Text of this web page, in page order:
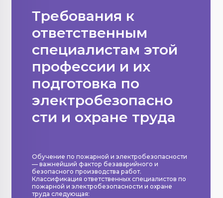
Требования к
ответственным
специалистам этой
профессии и их
подготовка по
электробезопасно
сти и охране труда
Обучение по пожарной и электробезопасности
— важнейший фактор безаварийного и
безопасного производства работ.
Классификация ответственных специалистов по
пожарной и электробезопасности и охране
труда следующая: